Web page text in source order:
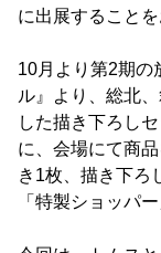
に出展すること
10月より第2期の
ル』より、総北
した描き下ろし
に、会場にて商
き1枚、描き下ろ
「特製ショッパ